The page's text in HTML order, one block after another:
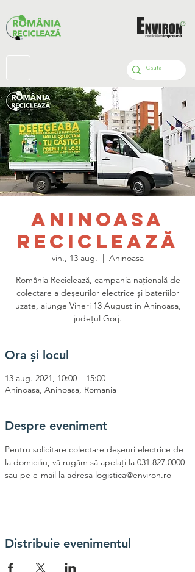
Aninoasa
Reciclează
vin., 13 aug.
  |
Aninoasa
România Reciclează, campania națională de
colectare a deșeurilor electrice și bateriilor
uzate, ajunge Vineri 13 August în Aninoasa,
județul Gorj.
Ora și locul
13 aug. 2021, 10:00 – 15:00
Aninoasa, Aninoasa, Romania
Despre eveniment
Pentru solicitare colectare deșeuri electrice de
la domiciliu, vă rugăm să apelați la 031.827.0000
sau pe e-mail la adresa logistica@environ.ro
Distribuie evenimentul